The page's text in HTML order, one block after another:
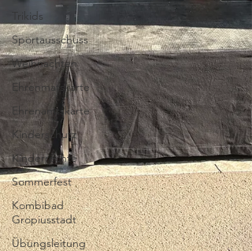
Trikids
Sportausschuss
Weihnachten
Ehrenmatskarte
Ehrenamtskarte
Kinderschutz
Kinderrechte
Sommerfest
Kombibad
Gropiusstadt
Übungsleitung